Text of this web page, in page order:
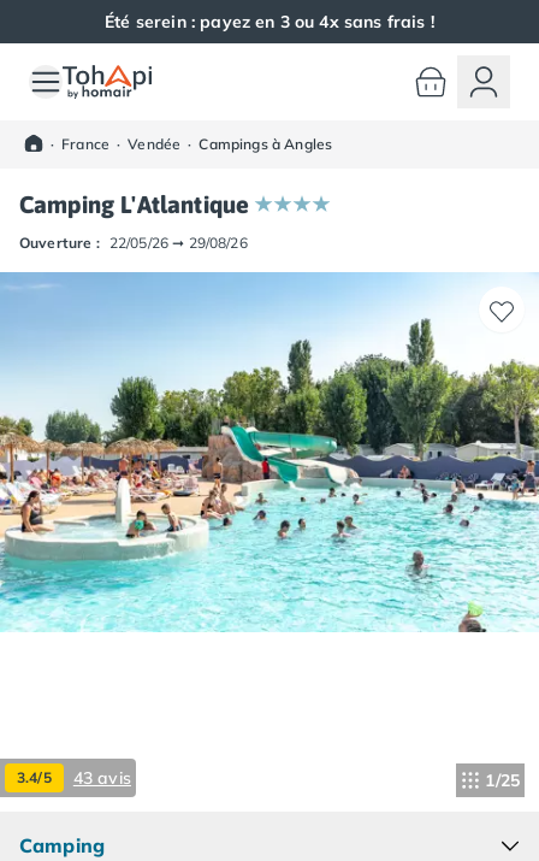
Été serein : payez en 3 ou 4x sans frais !
Toutes nos destinations
Camping Alsace
Camping Haut-Rhin
Camping Colmar
Camping Mulhouse
Camping Carsac-Aillac
Camping Les Eyzies-de-Tayac-Sireuil
Camping Sarlat
Camping Gironde
Camping Bordeaux
Camping Carcans
Camping Hourtin
Camping Lacanau
Camping Soulac sur Mer
Camping Hossegor
Camping Messanges
Camping Sanguinet
· France · Vendée · Campings à Angles
Camping L'Atlantique
Ouverture : 22/05/26 ➞ 29/08/26
3.4/5 43 avis 1/25
Camping